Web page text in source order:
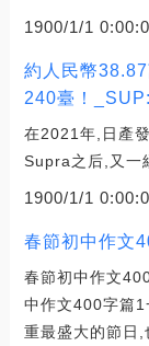
1900/1/1
約人民幣
240臺！
在2021年,日產
Supra之后,又一
1900/1/1
春節初中作文
春節初中作文
中作文400字篇1
重最盛大的節日